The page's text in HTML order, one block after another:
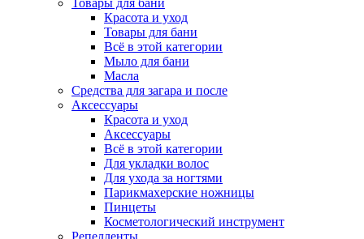
Товары для бани
Красота и уход
Товары для бани
Всё в этой категории
Мыло для бани
Масла
Средства для загара и после
Аксессуары
Красота и уход
Аксессуары
Всё в этой категории
Для укладки волос
Для ухода за ногтями
Парикмахерские ножницы
Пинцеты
Косметологический инструмент
Репелленты